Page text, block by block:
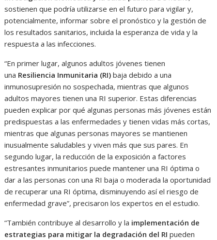
sostienen que podría utilizarse en el futuro para vigilar y,
potencialmente, informar sobre el pronóstico y la gestión de
los resultados sanitarios, incluida la esperanza de vida y la
respuesta a las infecciones.
“En primer lugar, algunos adultos jóvenes tienen
una Resiliencia Inmunitaria (RI)baja debido a una
inmunosupresión no sospechada, mientras que algunos
adultos mayores tienen una RI superior. Estas diferencias
pueden explicar por qué algunas personas más jóvenes están
predispuestas a las enfermedades y tienen vidas más cortas,
mientras que algunas personas mayores se mantienen
inusualmente saludables y viven más que sus pares. En
segundo lugar, la reducción de la exposición a factores
estresantes inmunitarios puede mantener una RI óptima o
dar a las personas con una RI baja o moderada la oportunidad
de recuperar una RI óptima, disminuyendo así el riesgo de
enfermedad grave”, precisaron los expertos en el estudio.
“También contribuye al desarrollo y la implementación de
estrategias para mitigar la degradación del RIpueden